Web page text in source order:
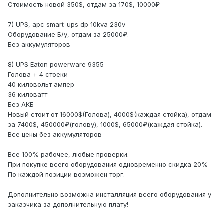
Стоимость новой 350$, отдам за 170$, 10000₽
7) UPS, apc smart-ups dp 10kva 230v
Оборудование Б/у, отдам за 25000₽.
Без аккумуляторов
8) UPS Eaton powerware 9355
Голова + 4 стоеки
40 киловольт ампер
36 киловатт
Без АКБ
Новый стоит от 16000$(Голова), 4000$(каждая стойка), отдам
за 7400$, 450000₽(голову), 1000$, 65000₽(каждая стойка).
Все цены без аккумуляторов
Все 100% рабочее, любые проверки.
При покупке всего оборудования одновременно скидка 20%
По каждой позиции возможен торг.
Дополнительно возможна инсталляция всего оборудования у
заказчика за дополнительную плату!